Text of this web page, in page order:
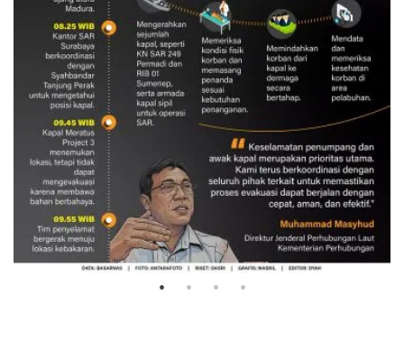
Evakuasi korban kebakaran KM
Mutiara Sentosa 2
3 Agustus 2026